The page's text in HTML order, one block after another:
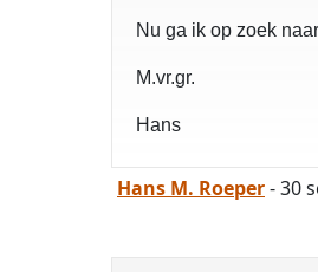
Nu ga ik op zoek
M.vr.gr.
Hans
Hans M. Roeper- 30